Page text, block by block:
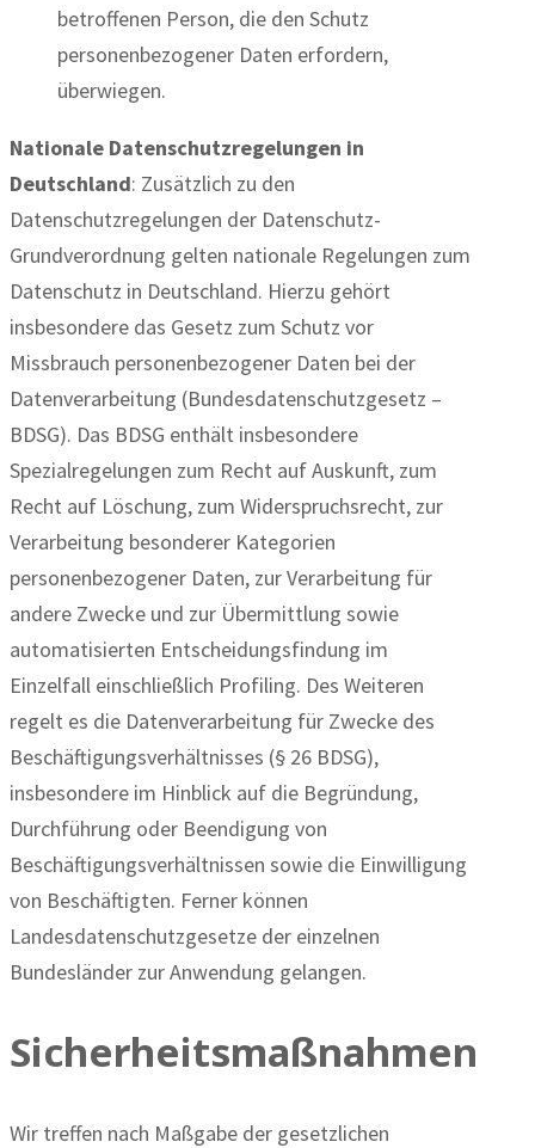
betroffenen Person, die den Schutz
personenbezogener Daten erfordern,
überwiegen.
Nationale Datenschutzregelungen in
Deutschland: Zusätzlich zu den
Datenschutzregelungen der Datenschutz-
Grundverordnung gelten nationale Regelungen zum
Datenschutz in Deutschland. Hierzu gehört
insbesondere das Gesetz zum Schutz vor
Missbrauch personenbezogener Daten bei der
Datenverarbeitung (Bundesdatenschutzgesetz –
BDSG). Das BDSG enthält insbesondere
Spezialregelungen zum Recht auf Auskunft, zum
Recht auf Löschung, zum Widerspruchsrecht, zur
Verarbeitung besonderer Kategorien
personenbezogener Daten, zur Verarbeitung für
andere Zwecke und zur Übermittlung sowie
automatisierten Entscheidungsfindung im
Einzelfall einschließlich Profiling. Des Weiteren
regelt es die Datenverarbeitung für Zwecke des
Beschäftigungsverhältnisses (§ 26 BDSG),
insbesondere im Hinblick auf die Begründung,
Durchführung oder Beendigung von
Beschäftigungsverhältnissen sowie die Einwilligung
von Beschäftigten. Ferner können
Landesdatenschutzgesetze der einzelnen
Bundesländer zur Anwendung gelangen.
Sicherheitsmaßnahmen
Wir treffen nach Maßgabe der gesetzlichen